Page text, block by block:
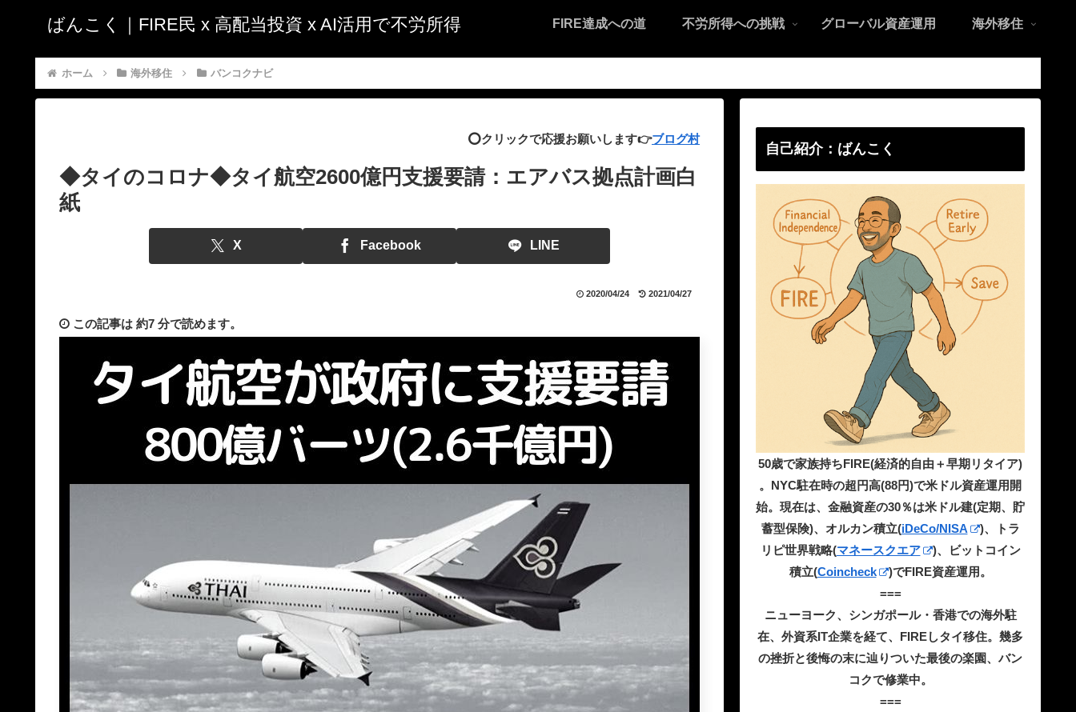
ばんこく｜FIRE民 x 高配当投資 x AI活用で不労所得 FIRE達成への道 不労所得への挑戦 グローバル資産運用 海外移住
ホーム 海外移住 バンコクナビ
⭕️クリックで応援お願いします👉ブログ村
◆タイのコロナ◆タイ航空2600億円支援要請：エアバス拠点計画白
紙
X Facebook LINE
2020/04/24 2021/04/27
この記事は 約7 分で読めます。
自己紹介：ばんこく
50歳で家族持ちFIRE(経済的自由＋早期リタイア)
。NYC駐在時の超円高(88円)で米ドル資産運用開
始。現在は、金融資産の30％は米ドル建(定期、貯
蓄型保険)、オルカン積立(iDeCo/NISA
)、トラ
リピ世界戦略(マネースクエア
)、ビットコイン
積立(Coincheck
)でFIRE資産運用。
===
ニューヨーク、シンガポール・香港での海外駐
在、外資系IT企業を経て、FIREしタイ移住。幾多
の挫折と後悔の末に辿りついた最後の楽園、バン
コクで修業中。
===